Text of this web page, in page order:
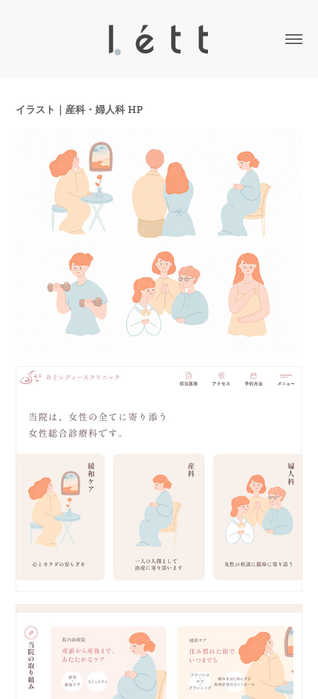
イラスト｜産科・婦人科 HP